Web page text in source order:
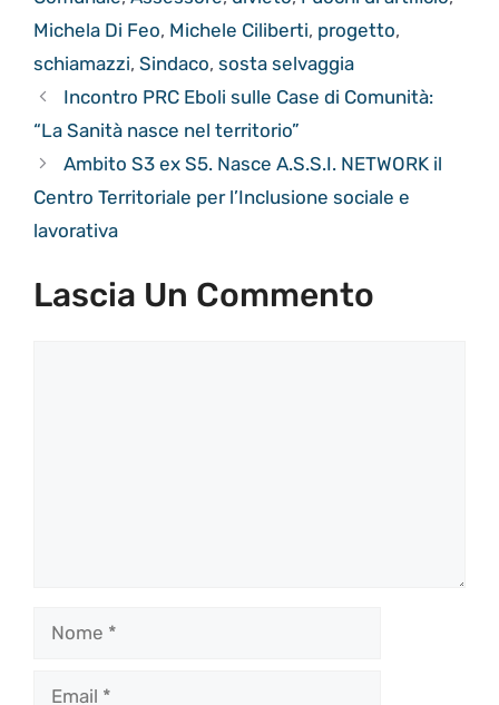
Michela Di Feo, Michele Ciliberti, progetto,
schiamazzi, Sindaco, sosta selvaggia
Incontro PRC Eboli sulle Case di Comunità:
“La Sanità nasce nel territorio”
Ambito S3 ex S5. Nasce A.S.S.I. NETWORK il
Centro Territoriale per l’Inclusione sociale e
lavorativa
Lascia Un Commento